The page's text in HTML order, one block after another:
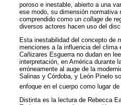
poroso e inestable, abierto a una
ese modo, su dimensión normativa
comprendido como un collage de
diversos actores hacen uso del
Esta inestabilidad del concepto de
menciones a la influencia del
Cañizares Esguerra no dudan en
interpretación, en América durante
erróneamente al auge de la
Salinas y Córdoba, y León Pinelo
enfoque en el cuerpo como lugar
Distinta es la lectura de Rebecca